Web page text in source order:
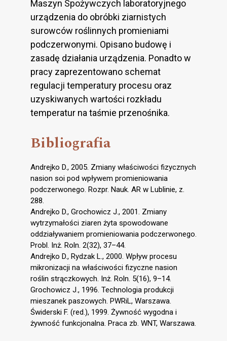
Maszyn Spożywczych laboratoryjnego
urządzenia do obróbki ziarnistych
surowców roślinnych promieniami
podczerwonymi. Opisano budowę i
zasadę działania urządzenia. Ponadto w
pracy zaprezentowano schemat
regulacji temperatury procesu oraz
uzyskiwanych wartości rozkładu
temperatur na taśmie przenośnika.
Bibliografia
Andrejko D., 2005. Zmiany właściwości fizycznych
nasion soi pod wpływem promieniowania
podczerwonego. Rozpr. Nauk. AR w Lublinie, z.
288.
Andrejko D., Grochowicz J., 2001. Zmiany
wytrzymałości ziaren żyta spowodowane
oddziaływaniem promieniowania podczerwonego.
Probl. Inż. Roln. 2(32), 37–44.
Andrejko D., Rydzak L., 2000. Wpływ procesu
mikronizacji na właściwości fizyczne nasion
roślin strączkowych. Inż. Roln. 5(16), 9–14.
Grochowicz J., 1996. Technologia produkcji
mieszanek paszowych. PWRiL, Warszawa.
Świderski F. (red.), 1999. Żywność wygodna i
żywność funkcjonalna. Praca zb. WNT, Warszawa.